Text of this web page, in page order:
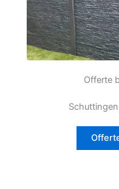
Offerte